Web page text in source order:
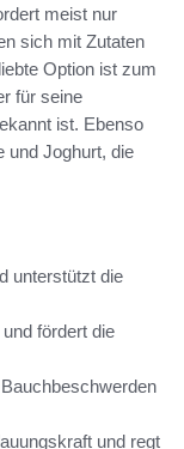
meist nur
sich mit Zutaten
Option ist zum
für seine
ist. Ebenso
und Joghurt, die
unterstützt die
fördert die
und regt